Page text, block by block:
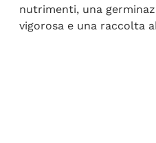
nutrimenti, una
vigorosa e una raccolta